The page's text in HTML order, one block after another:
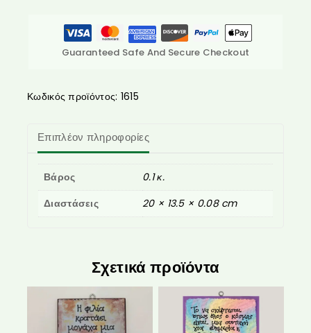
Guaranteed Safe And Secure Checkout
Κωδικός προϊόντος: 1615
Επιπλέον πληροφορίες
Βάρος
0.1 κ.
Διαστάσεις
20 × 13.5 × 0.08 cm
Σχετικά προϊόντα